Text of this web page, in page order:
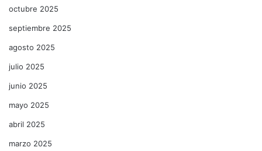
octubre 2025
septiembre 2025
agosto 2025
julio 2025
junio 2025
mayo 2025
abril 2025
marzo 2025